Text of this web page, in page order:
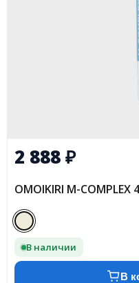
2 888₽
OMOIKIRI M-
В наличии
В